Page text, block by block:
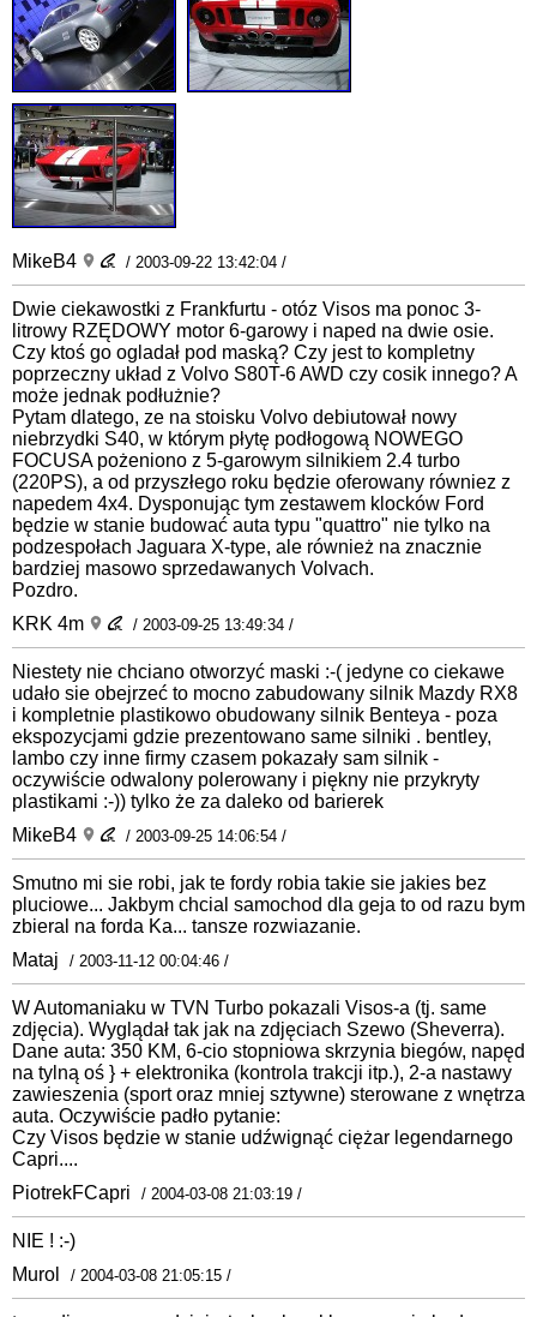
MikeB4 / 2003-09-22 13:42:04 /
Dwie ciekawostki z Frankfurtu - otóz Visos ma ponoc 3-
litrowy RZĘDOWY motor 6-garowy i naped na dwie osie.
Czy ktoś go ogladał pod maską? Czy jest to kompletny
poprzeczny układ z Volvo S80T-6 AWD czy cosik innego? A
może jednak podłużnie?
Pytam dlatego, ze na stoisku Volvo debiutował nowy
niebrzydki S40, w którym płytę podłogową NOWEGO
FOCUSA pożeniono z 5-garowym silnikiem 2.4 turbo
(220PS), a od przyszłego roku będzie oferowany równiez z
napedem 4x4. Dysponując tym zestawem klocków Ford
będzie w stanie budować auta typu "quattro" nie tylko na
podzespołach Jaguara X-type, ale również na znacznie
bardziej masowo sprzedawanych Volvach.
Pozdro.
KRK 4m
/ 2003-09-25 13:49:34 /
Niestety nie chciano otworzyć maski :-( jedyne co ciekawe
udało sie obejrzeć to mocno zabudowany silnik Mazdy RX8
i kompletnie plastikowo obudowany silnik Benteya - poza
ekspozycjami gdzie prezentowano same silniki . bentley,
lambo czy inne firmy czasem pokazały sam silnik -
oczywiście odwalony polerowany i piękny nie przykryty
plastikami :-)) tylko że za daleko od barierek
MikeB4
/ 2003-09-25 14:06:54 /
Smutno mi sie robi, jak te fordy robia takie sie jakies bez
pluciowe... Jakbym chcial samochod dla geja to od razu bym
zbieral na forda Ka... tansze rozwiazanie.
Mataj
/ 2003-11-12 00:04:46 /
W Automaniaku w TVN Turbo pokazali Visos-a (tj. same
zdjęcia). Wyglądał tak jak na zdjęciach Szewo (Sheverra).
Dane auta: 350 KM, 6-cio stopniowa skrzynia biegów, napęd
na tylną oś } + elektronika (kontrola trakcji itp.), 2-a nastawy
zawieszenia (sport oraz mniej sztywne) sterowane z wnętrza
auta. Oczywiście padło pytanie:
Czy Visos będzie w stanie udźwignąć ciężar legendarnego
Capri....
PiotrekFCapri
/ 2004-03-08 21:03:19 /
NIE ! :-)
Murol
/ 2004-03-08 21:05:15 /